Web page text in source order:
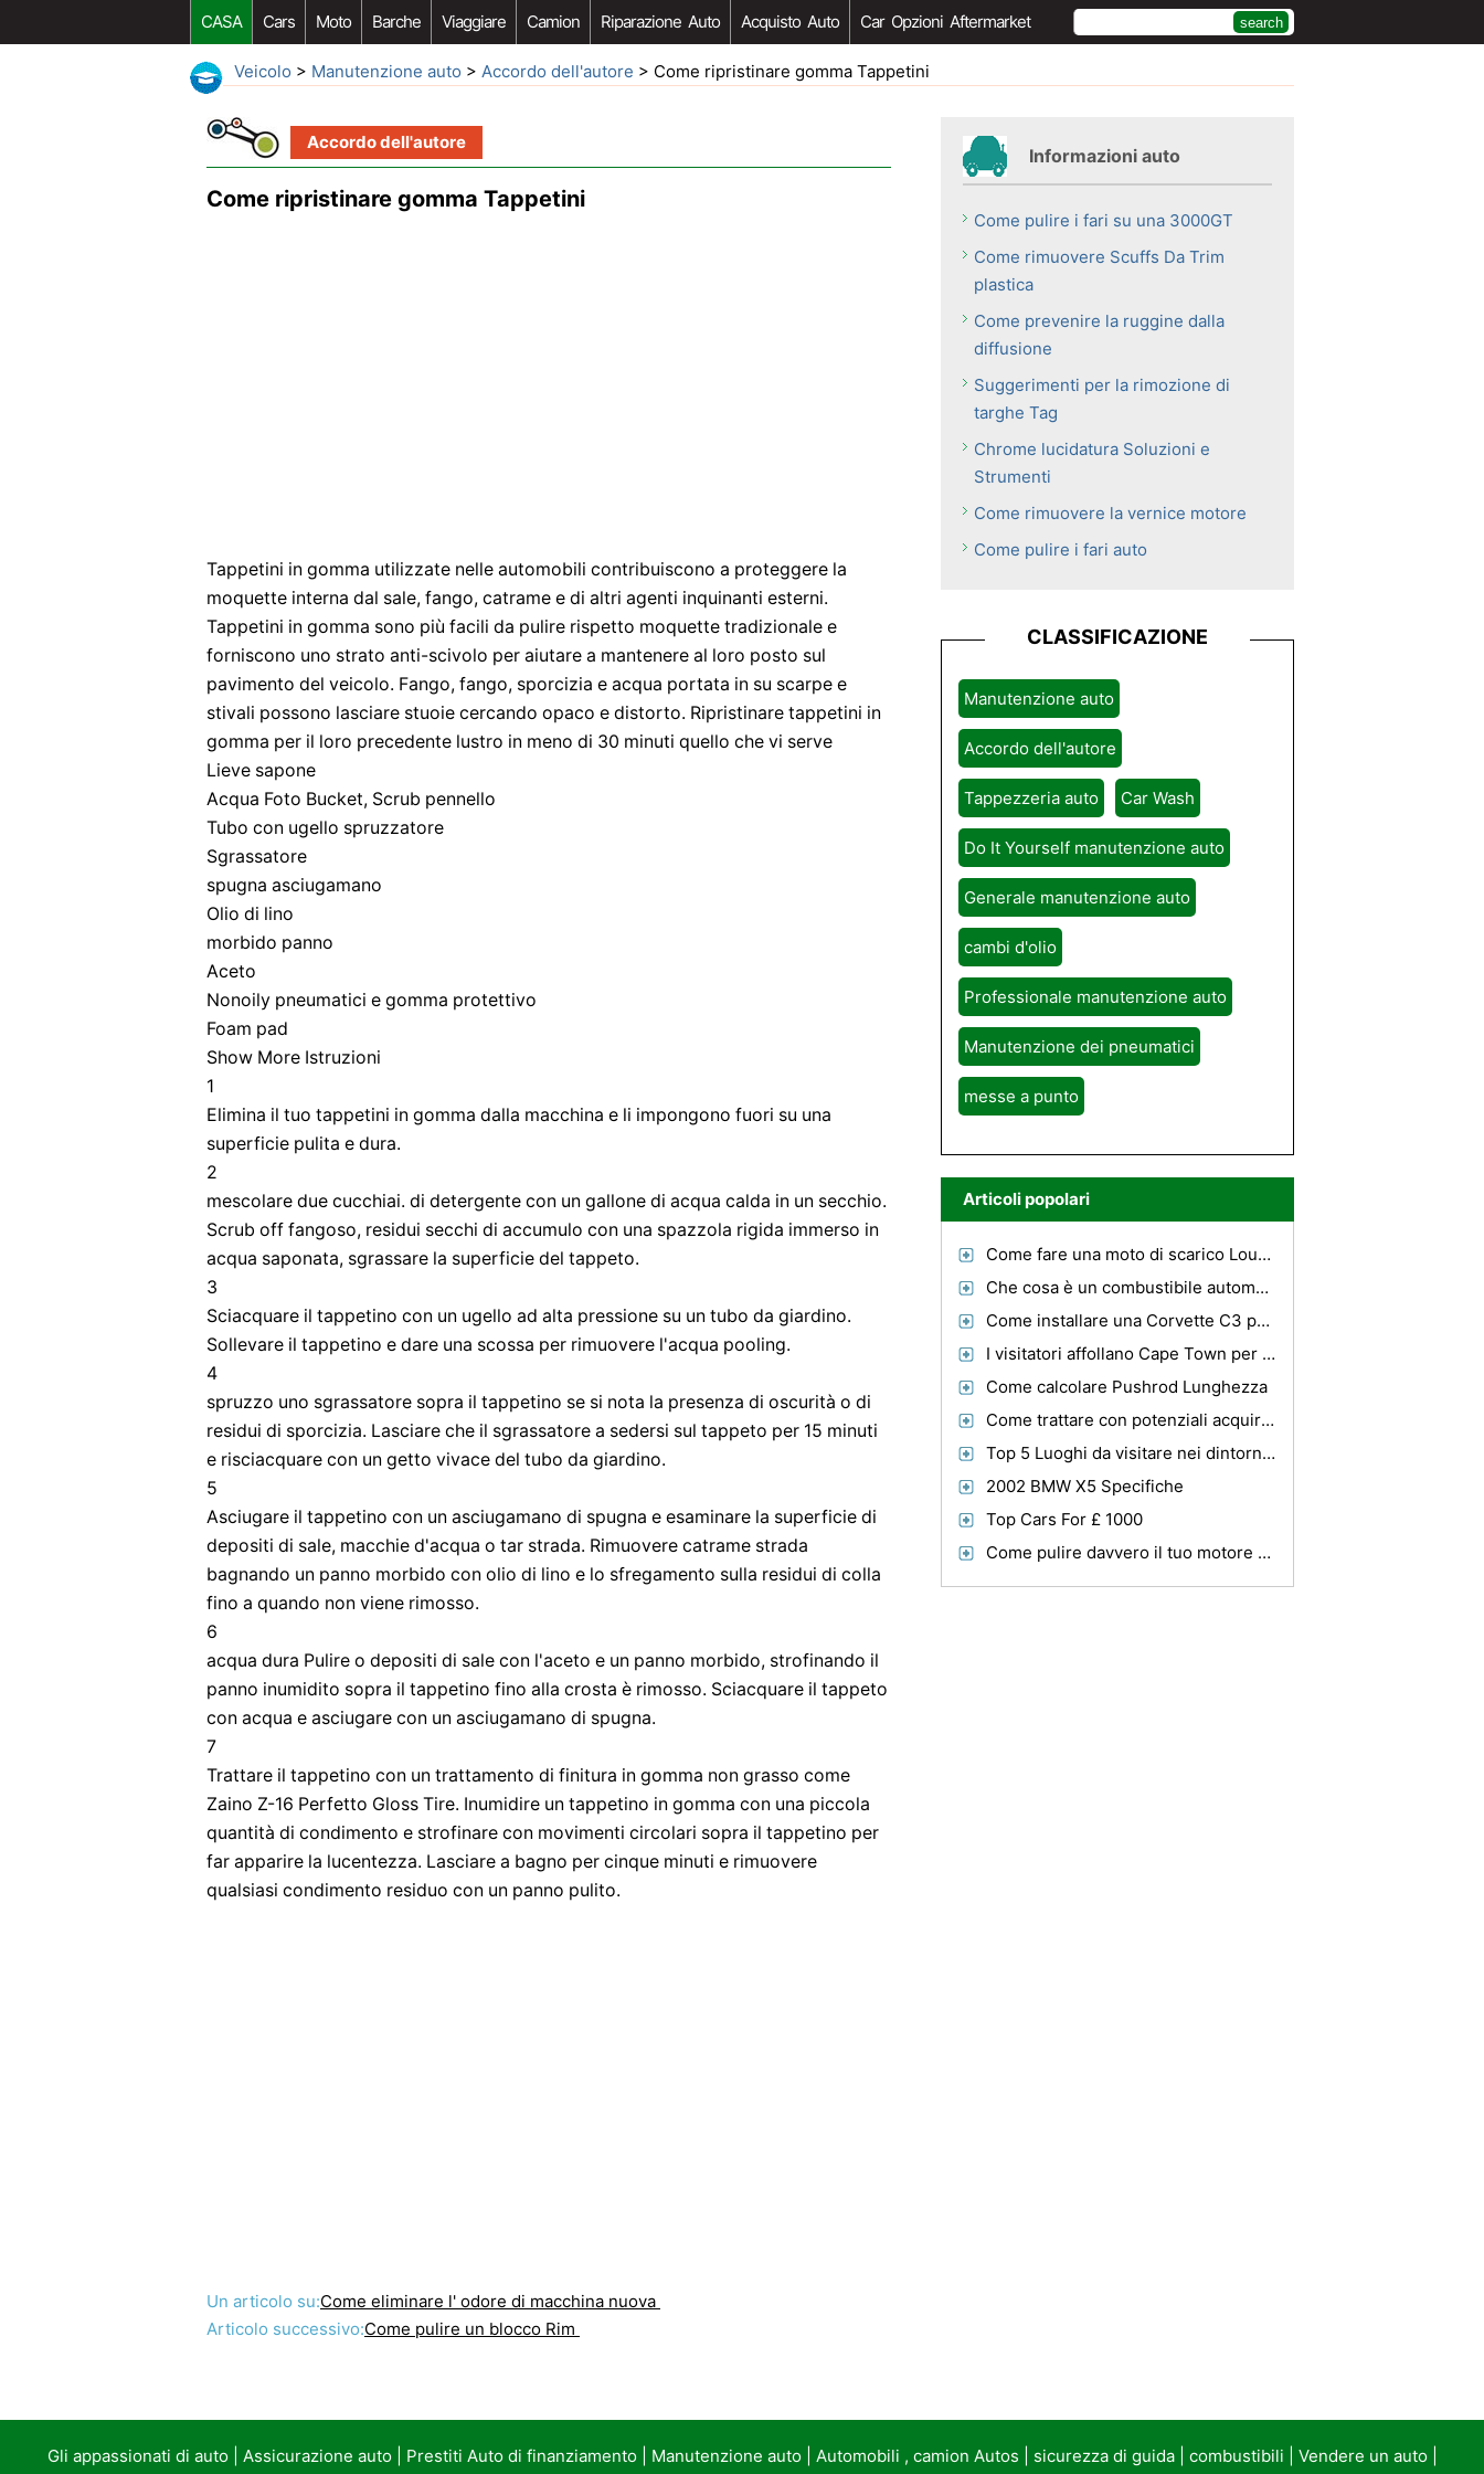
CASA Cars Moto Barche Viaggiare Camion Riparazione Auto Acquisto Auto Car Opzioni Aftermarket
Veicolo > Manutenzione auto > Accordo dell'autore > Come ripristinare gomma Tappetini
Accordo dell'autore
Come ripristinare gomma Tappetini
Tappetini in gomma utilizzate nelle automobili contribuiscono a proteggere la
moquette interna dal sale, fango, catrame e di altri agenti inquinanti esterni.
Tappetini in gomma sono più facili da pulire rispetto moquette tradizionale e
forniscono uno strato anti-scivolo per aiutare a mantenere al loro posto sul
pavimento del veicolo. Fango, fango, sporcizia e acqua portata in su scarpe e
stivali possono lasciare stuoie cercando opaco e distorto. Ripristinare tappetini in
gomma per il loro precedente lustro in meno di 30 minuti quello che vi serve
Lieve sapone
Acqua Foto Bucket, Scrub pennello
Tubo con ugello spruzzatore
Sgrassatore
spugna asciugamano
Olio di lino
morbido panno
Aceto
Nonoily pneumatici e gomma protettivo
Foam pad
Show More Istruzioni
1
Elimina il tuo tappetini in gomma dalla macchina e li impongono fuori su una
superficie pulita e dura.
2
mescolare due cucchiai. di detergente con un gallone di acqua calda in un secchio.
Scrub off fangoso, residui secchi di accumulo con una spazzola rigida immerso in
acqua saponata, sgrassare la superficie del tappeto.
3
Sciacquare il tappetino con un ugello ad alta pressione su un tubo da giardino.
Sollevare il tappetino e dare una scossa per rimuovere l'acqua pooling.
4
spruzzo uno sgrassatore sopra il tappetino se si nota la presenza di oscurità o di
residui di sporcizia. Lasciare che il sgrassatore a sedersi sul tappeto per 15 minuti
e risciacquare con un getto vivace del tubo da giardino.
5
Asciugare il tappetino con un asciugamano di spugna e esaminare la superficie di
depositi di sale, macchie d'acqua o tar strada. Rimuovere catrame strada
bagnando un panno morbido con olio di lino e lo sfregamento sulla residui di colla
fino a quando non viene rimosso.
6
acqua dura Pulire o depositi di sale con l'aceto e un panno morbido, strofinando il
panno inumidito sopra il tappetino fino alla crosta è rimosso. Sciacquare il tappeto
con acqua e asciugare con un asciugamano di spugna.
7
Trattare il tappetino con un trattamento di finitura in gomma non grasso come
Zaino Z-16 Perfetto Gloss Tire. Inumidire un tappetino in gomma con una piccola
quantità di condimento e strofinare con movimenti circolari sopra il tappetino per
far apparire la lucentezza. Lasciare a bagno per cinque minuti e rimuovere
qualsiasi condimento residuo con un panno pulito.
Un articolo su:Come eliminare l' odore di macchina nuova
Articolo successivo:Come pulire un blocco Rim
Informazioni auto
Come pulire i fari su una 3000GT
Come rimuovere Scuffs Da Trim
plastica
Come prevenire la ruggine dalla
diffusione
Suggerimenti per la rimozione di
targhe Tag
Chrome lucidatura Soluzioni e
Strumenti
Come rimuovere la vernice motore
Come pulire i fari auto
CLASSIFICAZIONE
Manutenzione auto
Accordo dell'autore
Tappezzeria auto Car Wash
Do It Yourself manutenzione auto
Generale manutenzione auto
cambi d'olio
Professionale manutenzione auto
Manutenzione dei pneumatici
messe a punto
Articoli popolari
Come fare una moto di scarico Louder
Che cosa è un combustibile automatico Sistema di erogazione ?
Come installare una Corvette C3 porta cerniera a molla
I visitatori affollano Cape Town per alcuni dei migliori del Sud Africa ha da offrire
Come calcolare Pushrod Lunghezza
Come trattare con potenziali acquirenti di auto
Top 5 Luoghi da visitare nei dintorni di Alicante in auto a noleggio
2002 BMW X5 Specifiche
Top Cars For £ 1000
Come pulire davvero il tuo motore o vano motore
Gli appassionati di auto| Assicurazione auto| Prestiti Auto di finanziamento| Manutenzione auto| Automobili , camion Autos sicurezza di guida| combustibili Vendere un auto|